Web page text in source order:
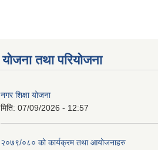
योजना तथा परियोजना
नगर शिक्षा योजना
मिति: 07/09/2026 - 12:57
२०७९/०८० को कार्यक्रम तथा आयोजनाहरु